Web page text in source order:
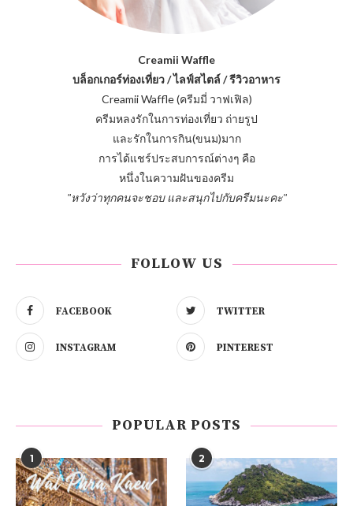
Creamii Waffle
บล็อกเกอร์ท่องเที่ยว / ไลฟ์สไตล์ / รีวิวอาหาร
Creamii Waffle (ครีมมี่ วาฟเฟิล)
ครีมหลงรักในการท่องเที่ยว ถ่ายรูป
และรักในการกิน(ขนม)มาก
การได้แชร์ประสบการณ์ต่างๆ คือ
หนึ่งในความฝันของครีม
"หวังว่าทุกคนจะชอบ และสนุกไปกับครีมนะคะ"
FOLLOW US
FACEBOOK TWITTER
INSTAGRAM PINTEREST
POPULAR POSTS
1 2